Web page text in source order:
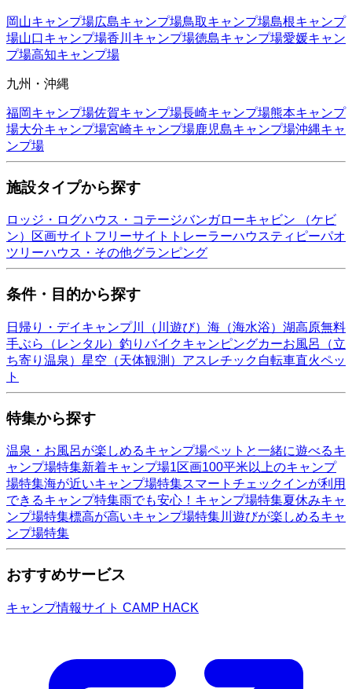
岡山キャンプ場広島キャンプ場鳥取キャンプ場島根キャンプ
場山口キャンプ場香川 キャンプ場徳島キャンプ場愛媛キャン
プ場高知キャンプ場
九州・沖縄
福岡キャンプ場佐賀キャンプ場長崎キャンプ場熊本キャンプ
場大分キャンプ場宮崎キャンプ場鹿児島キャンプ場沖縄キャ
ンプ場
施設タイプから探す
ロッジ・ログハウス・コテージバンガローキャビン （ケビ
ン）
区画サイト フリーサイト トレーラーハウスティピーパオ
ツリーハウス・その他グランピング
条件・目的から探す
日帰り・デイキャンプ川（川遊び） 海（海水浴） 湖高原無料
手ぶら（レンタル） 釣り バイクキャンピングカーお風呂（立
ち寄り温泉） 星空（天体観測） アスレチック 自転車直火ペッ
ト
特集から探す
温泉・お風呂が楽しめるキャンプ場ペットと一緒に遊べるキ
ャンプ場特集新着キャンプ場1区画100平米以上のキャンプ
場特集海が近いキャンプ場特集スマートチェックインが利用
できるキャンプ特集雨でも安心！キャンプ場特集夏休みキャ
ンプ場特集標高が高いキャンプ場特集川遊びが楽しめるキャ
ンプ場特集
おすすめサービス
キャンプ情報サイト CAMP HACK